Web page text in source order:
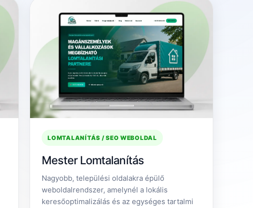
LOMTALANÍTÁS / SEO WEBOLDAL
Mester Lomtalanítás
Nagyobb, települési oldalakra épülő
weboldalrendszer, amelynél a lokális
keresőoptimalizálás és az egységes tartalmi